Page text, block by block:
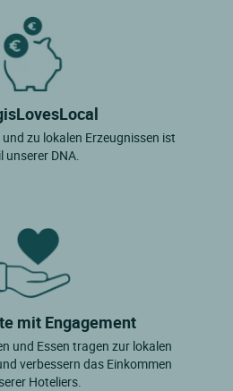
und zu lokalen Erzeugnissen ist
unserer DNA.
mit Engagement
und Essen tragen zur lokalen
verbessern das Einkommen
Hoteliers.